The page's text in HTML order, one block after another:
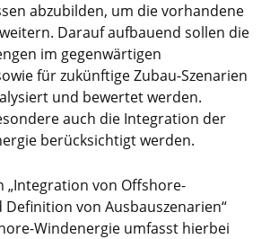
abzubilden, um die vorhandene
Darauf aufbauend sollen die
im gegenwärtigen
für zukünftige Zubau-Szenarien
und bewertet werden.
auch die Integration der
berücksichtigt werden.
„Integration von Offshore-
von Ausbauszenarien“
Windenergie umfasst hierbei